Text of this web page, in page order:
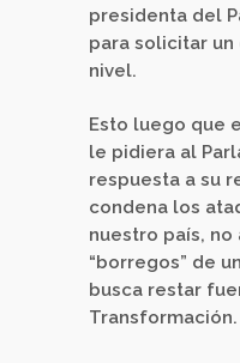
presidenta del
para solicitar
nivel.
Esto luego que
le pidiera al
respuesta a su
condena los
nuestro país, no
“borregos” de
busca restar
Transformación.